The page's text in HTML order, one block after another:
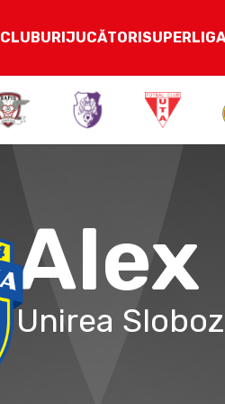
CLUBURIJUCĂTORI
Alex
Unirea